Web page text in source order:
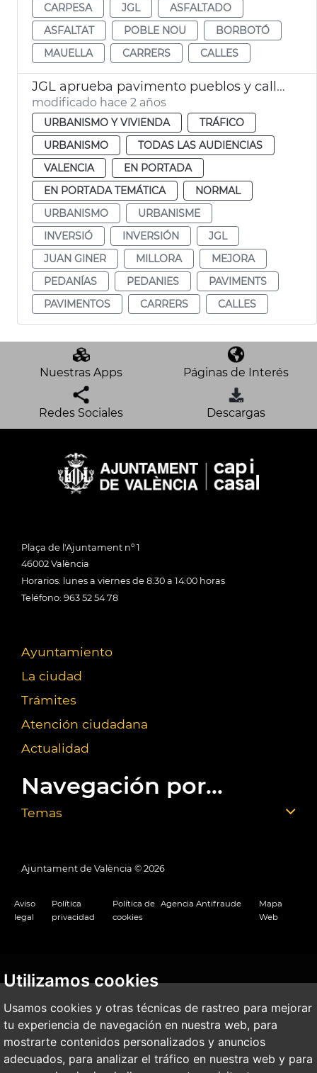
Utilizamos cookies
Usamos cookies y otras técnicas de rastreo para mejorar
tu experiencia de navegación en nuestra web, para
mostrarte contenidos personalizados y anuncios
adecuados, para analizar el tráfico en nuestra web y para
CARPESA
JGL
ASFALTADO
ASFALTAT
POBLE NOU
BORBOTÓ
MAUELLA
CARRERS CALLES
JGL aprueba pavimento pueblos y calles València
modificado hace 2 años
URBANISMO Y VIVIENDA
TRÁFICO
URBANISMO
TODAS LAS AUDIENCIAS
VALENCIA
EN PORTADA
EN PORTADA TEMÁTICA
NORMAL
URBANISMO
URBANISME
INVERSIÓ
INVERSIÓN
JGL
JUAN GINER
MILLORA
MEJORA
PEDANÍAS
PEDANIES
PAVIMENTS
PAVIMENTOS
CARRERS CALLES
Nuestras Apps Páginas de Interés
Redes Sociales Descargas
Plaça de l'Ajuntament nº 1
46002 València
Horarios: lunes a viernes de 8:30 a 14:00 horas
Teléfono: 963 52 54 78
Ayuntamiento
La ciudad
Trámites
Atención ciudadana
Actualidad
Navegación por...
Temas
Ajuntament de València © 2026
Aviso
legal
Política
privacidad
Política de
cookies
Agencia Antifraude
Mapa
Web